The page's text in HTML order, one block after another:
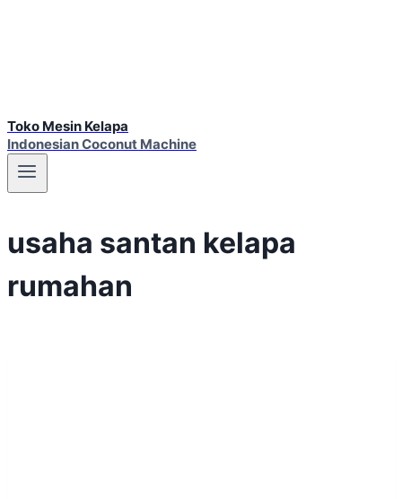
Toko Mesin Kelapa
Indonesian Coconut Machine
usaha santan kelapa
rumahan